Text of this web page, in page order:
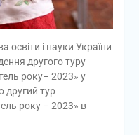
освіти і науки України
другого туру
року– 2023» у
другий тур
року – 2023» в